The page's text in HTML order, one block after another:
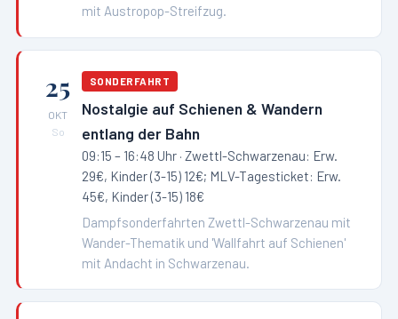
mit Austropop-Streifzug.
25
OKT
So
SONDERFAHRT
Nostalgie auf Schienen & Wandern
entlang der Bahn
09:15 – 16:48 Uhr · Zwettl-Schwarzenau: Erw.
29€, Kinder (3-15) 12€; MLV-Tagesticket: Erw.
45€, Kinder (3-15) 18€
Dampfsonderfahrten Zwettl-Schwarzenau mit
Wander-Thematik und 'Wallfahrt auf Schienen'
mit Andacht in Schwarzenau.